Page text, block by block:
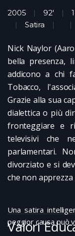
2005 92'
Satira
Nick Naylor
bella presenza,
addicono a chi
Tobacco,
Grazie alla sua
dialettica o più
fronteggiare e
televisivi che
parlamentari.
divorziato e si
che non
Una satira
peggior causa può
Valori